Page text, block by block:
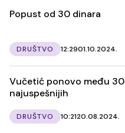
Popust od 30 dinara
DRUŠTVO 12:2901.10.2024.
Vučetić ponovo među 30
najuspešnijih
DRUŠTVO 10:2120.08.2024.